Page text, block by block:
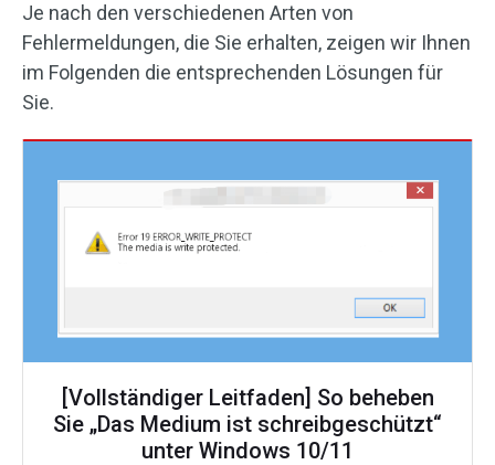
Je nach den verschiedenen Arten von
Fehlermeldungen, die Sie erhalten, zeigen wir Ihnen
im Folgenden die entsprechenden Lösungen für
Sie.
[Vollständiger Leitfaden] So beheben
Sie „Das Medium ist schreibgeschützt“
unter Windows 10/11